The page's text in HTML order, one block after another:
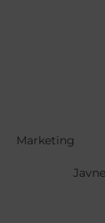
Marketing